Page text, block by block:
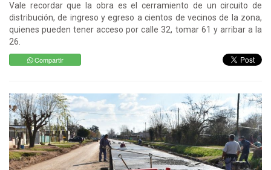
Vale recordar que la obra es el cerramiento de un circuito de
distribución, de ingreso y egreso a cientos de vecinos de la zona,
quienes pueden tener acceso por calle 32, tomar 61 y arribar a la
26.
Compartir